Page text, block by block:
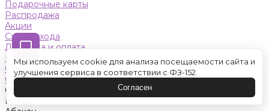
Подарочные карты
Распродажа
Акции
Схемы ухода
Доставка и оплата
Контакты
Обучение
Салон красоты
Оренбург
Назад
Мы используем cookie для анализа посещаемости сайта и
улучшения сервиса в соответствии с ФЗ-152.
Согласен